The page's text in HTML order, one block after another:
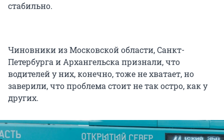
стабильно.
Чиновники из Московской области, Санкт-
Петербурга и Архангельска признали, что
водителей у них, конечно, тоже не хватает, но
заверили, что проблема стоит не так остро, как у
других.